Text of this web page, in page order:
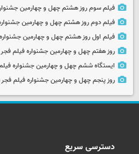
فیلم سوم روز هشتم چهل و چهارمین
فیلم دوم روز هشتم چهل و چهارمین
فیلم اول روز هشتم چهل و چهارمین
روز هفتم چهل و چهارمین جشنواره فیلم فجر
ایستگاه ششم چهل و چهارمین جشنواره
روز پنجم چهل و چهارمین جشنواره فیلم
دسترسی سریع